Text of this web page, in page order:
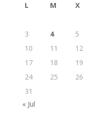
L M X
3
4 5
10
11 12
17
18 19
24
25 26
31
« Jul